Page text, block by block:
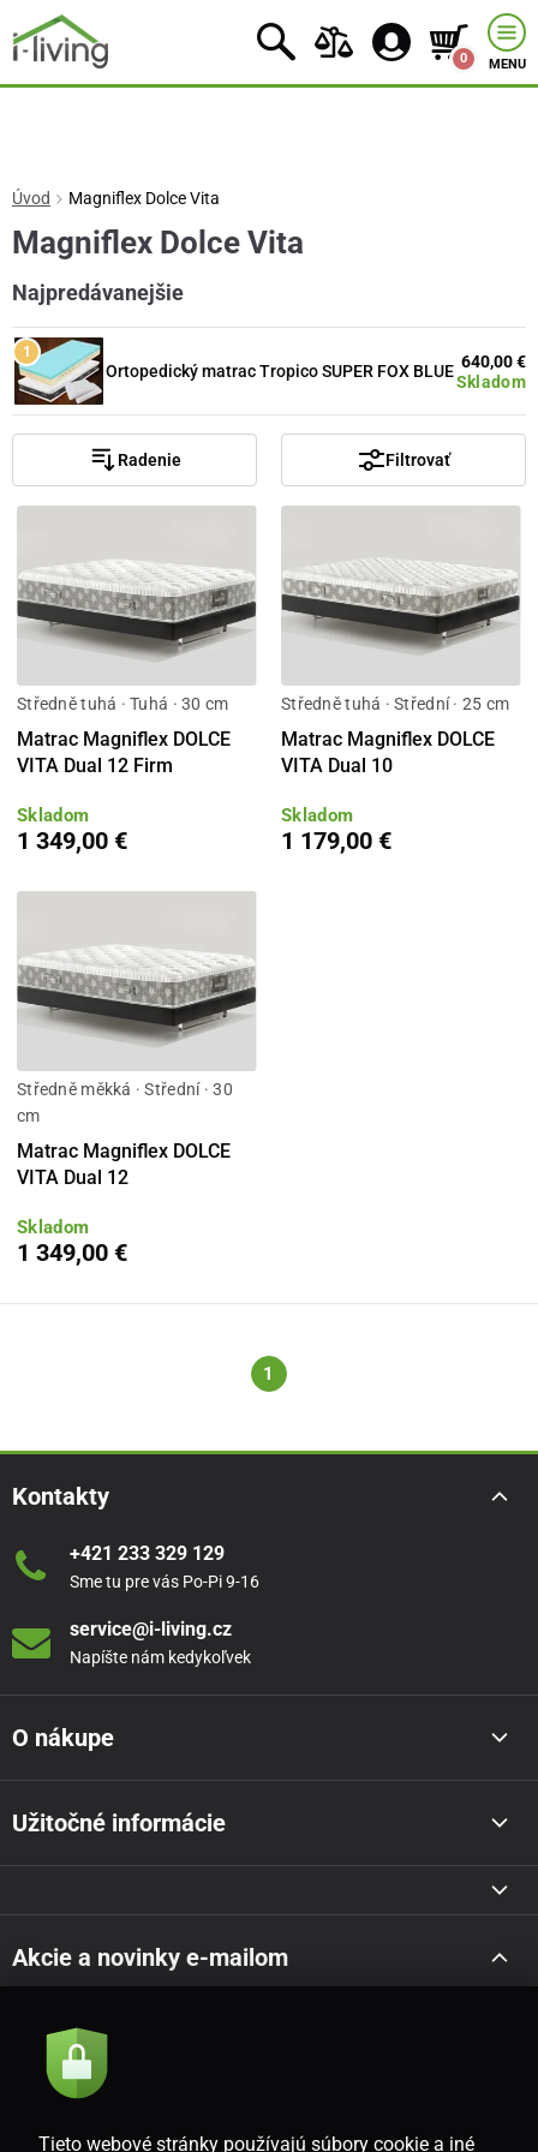
0 MENU
Úvod Magniflex Dolce Vita
Magniflex Dolce Vita
Najpredávanejšie
Ortopedický matrac Tropico SUPER FOX BLUE
Skladom
640,00 €
Radenie Filtrovať
Středně tuhá · Tuhá · 30 cm
Matrac Magniflex DOLCE
VITA Dual 12 Firm
Skladom
1 349,00 €
Středně tuhá · Střední · 25 cm
Matrac Magniflex DOLCE
VITA Dual 10
Skladom
1 179,00 €
Středně měkká · Střední · 30
cm
Matrac Magniflex DOLCE
VITA Dual 12
Skladom
1 349,00 €
1
Kontakty
+421 233 329 129
Sme tu pre vás Po-Pi 9-16
service@i-living.cz
Napíšte nám kedykoľvek
O nákupe
Užitočné informácie
Akcie a novinky e-mailom
Súhlasím so
Tieto webové stránky používajú súbory cookie a iné